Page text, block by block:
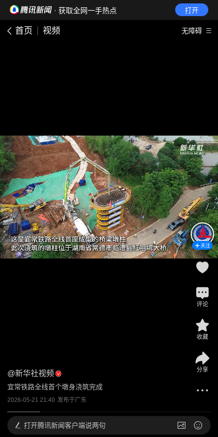
· 获取全网一手热点 打开
首页 视频 无障碍
@新华社视频
宜常铁路全线首个墩身浇筑完成
2026-05-21 21:40 发布于广东
关注
评论
收藏
分享
打开腾讯新闻客户端说两句